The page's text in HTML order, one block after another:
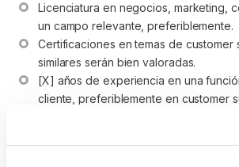
Licenciatura en negocios, marketing,
un campo relevante, preferiblemente.
Certificaciones en temas de customer
similares serán bien valoradas.
[X] años de experiencia en una
cliente, preferiblemente en customer